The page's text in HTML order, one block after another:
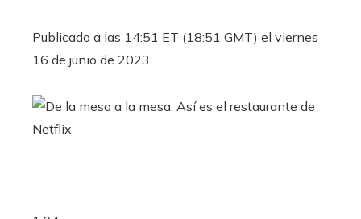
Publicado a las 14:51 ET (18:51 GMT) el viernes
16 de junio de 2023